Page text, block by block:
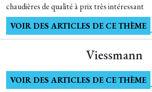
chaudières de qualité à prix très intéressant
VOIR DES ARTICLES DE CE THÈME
Viessmann
VOIR DES ARTICLES DE CE THÈME